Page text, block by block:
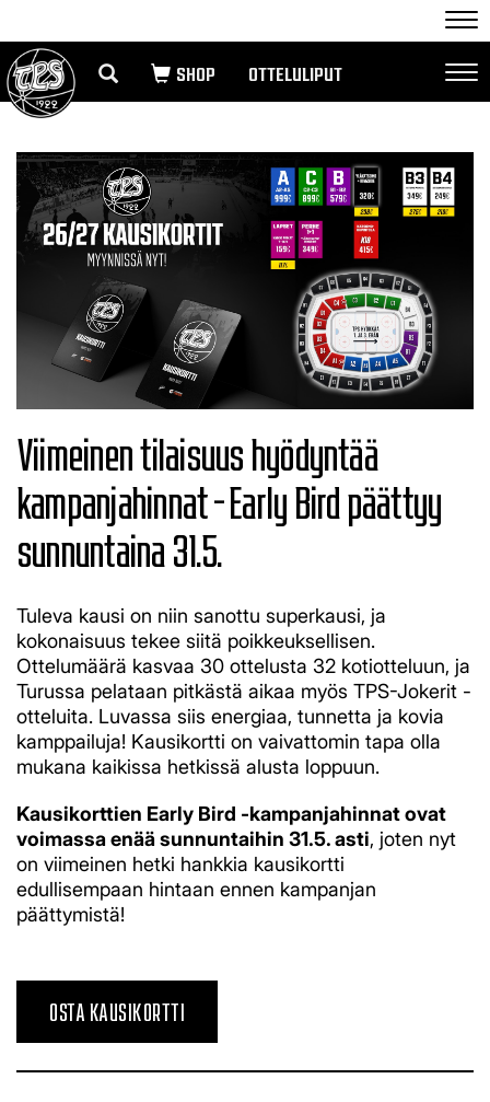
OTTELULIPUT
Viimeinen tilaisuus hyödyntää
kampanjahinnat - Early Bird päättyy
sunnuntaina 31.5.
Tuleva kausi on niin sanottu superkausi, ja
kokonaisuus tekee siitä poikkeuksellisen.
Ottelumäärä kasvaa 30 ottelusta 32 kotiotteluun, ja
Turussa pelataan pitkästä aikaa myös TPS-Jokerit -
otteluita. Luvassa siis energiaa, tunnetta ja kovia
kamppailuja! Kausikortti on vaivattomin tapa olla
mukana kaikissa hetkissä alusta loppuun.
Kausikorttien Early Bird -kampanjahinnat ovat
voimassa enää sunnuntaihin 31.5. asti, joten nyt
on viimeinen hetki hankkia kausikortti
edullisempaan hintaan ennen kampanjan
päättymistä!
OSTA KAUSIKORTTI